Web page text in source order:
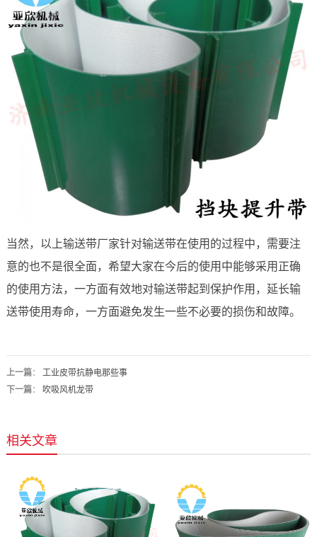
当然，以上输送带厂家针对输送带在使用的过程中，需要注
意的也不是很全面，希望大家在今后的使用中能够采用正确
的使用方法，一方面有效地对输送带起到保护作用，延长输
送带使用寿命，一方面避免发生一些不必要的损伤和故障。
上一篇： 工业皮带抗静电那些事
下一篇： 吹吸风机龙带
相关文章